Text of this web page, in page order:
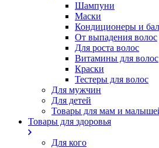
Шампуни
Маски
Кондиционеры и
От выпадения волос
Для роста волос
Витамины для волос
Краски
Тестеры для волос
Для мужчин
Для детей
Товары для мам и
Товары для здоровья
Для кого